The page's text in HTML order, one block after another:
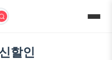
할인